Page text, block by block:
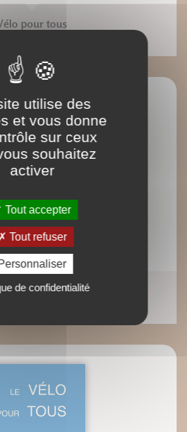
pour tous
rouler plus vite
utilise des
et vous donne
sur ceux
souhaitez
activer
Tout accepter
Tout refuser
Personnaliser
de confidentialité